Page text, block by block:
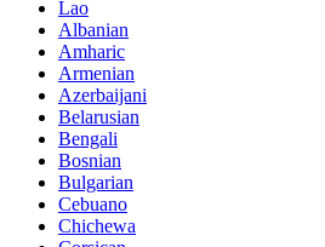
Lao
Albanian
Amharic
Armenian
Azerbaijani
Belarusian
Bengali
Bosnian
Bulgarian
Cebuano
Chichewa